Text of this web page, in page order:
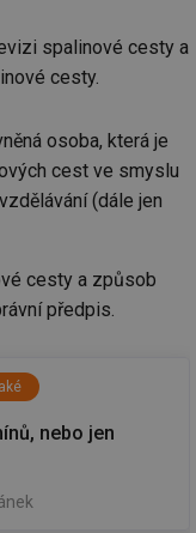
spalinové cesty a
cesty.
osoba, která je
cest ve smyslu
(dále jen
cesty a způsob
předpis.
nebo jen